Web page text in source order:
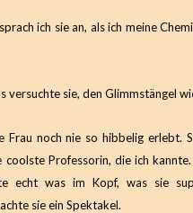
ich sie an, als ich meine
versuchte sie, den Glimmstängel
Frau noch nie so hibbelig erlebt.
coolste Professorin, die ich
echt was im Kopf, was sie
sie ein Spektakel.